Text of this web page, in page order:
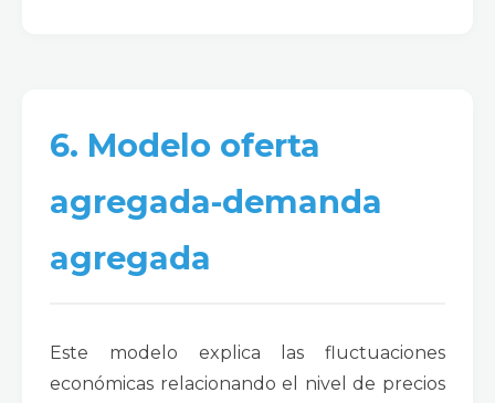
6. Modelo oferta
agregada-demanda
agregada
Este modelo explica las fluctuaciones
económicas relacionando el nivel de precios